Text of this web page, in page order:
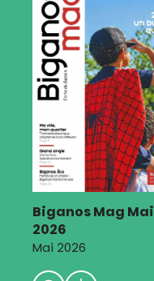
Biganos Mag Mai
2026
Mai 2026